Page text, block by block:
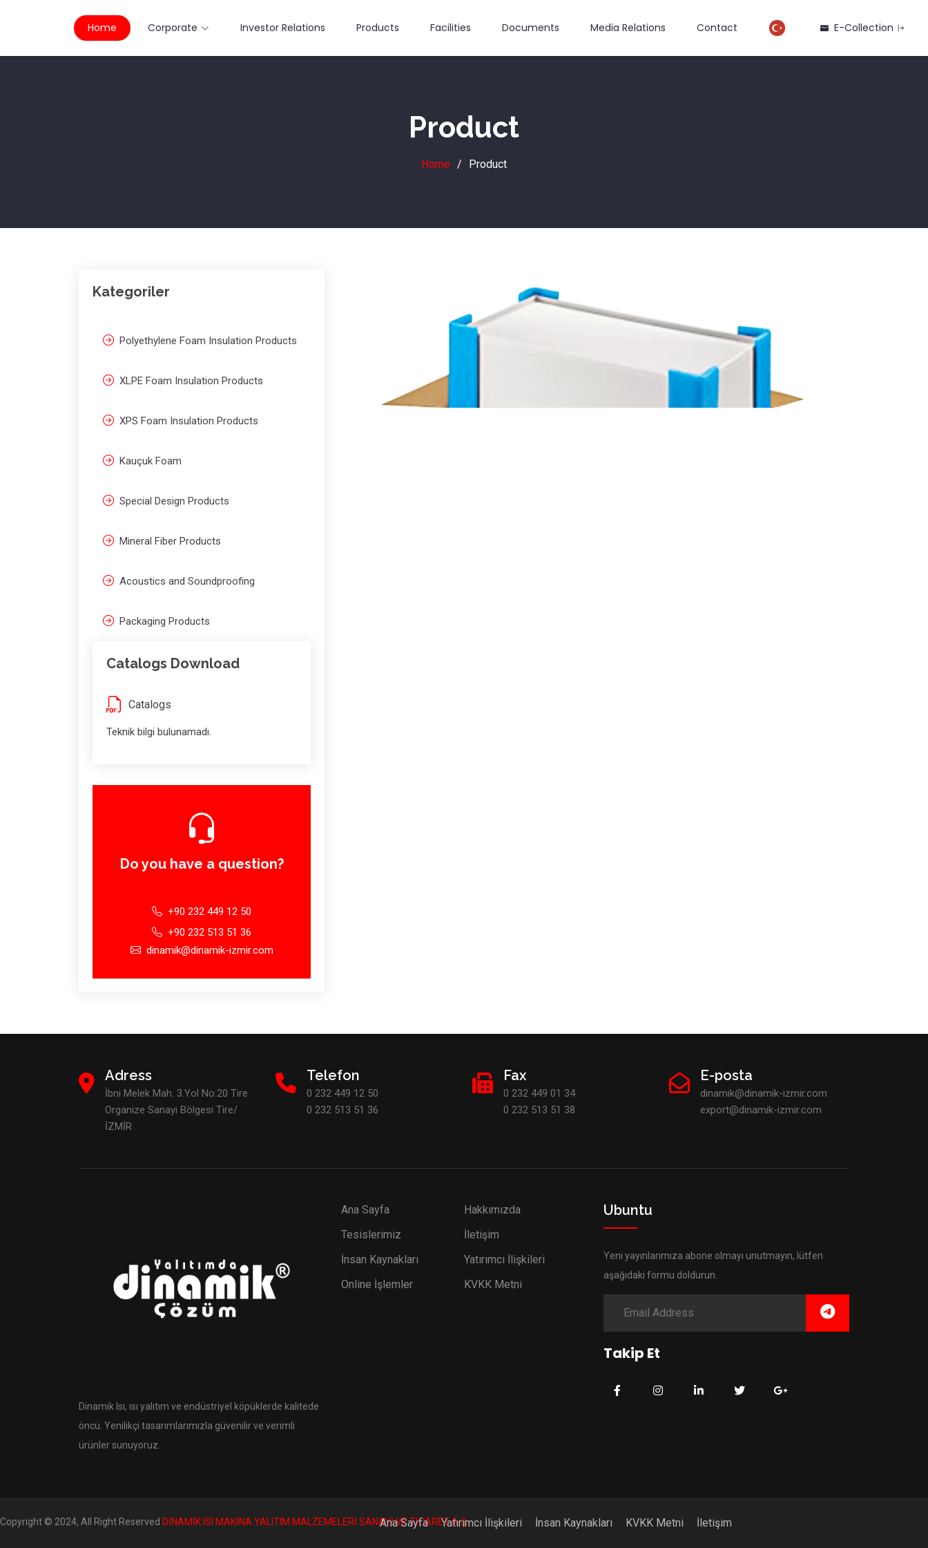
Home Corporate Investor Relations Products Facilities Documents Media Relations Contact E-Collection
Product
Home Product
Kategoriler
Polyethylene Foam Insulation Products
XLPE Foam Insulation Products
XPS Foam Insulation Products
Kauçuk Foam
Special Design Products
Mineral Fiber Products
Acoustics and Soundproofing
Packaging Products
Catalogs Download
Catalogs
Teknik bilgi bulunamadı.
Do you have a question?
+90 232 449 12 50
+90 232 513 51 36
dinamik@dinamik-izmir.com
Adress
İbni Melek Mah. 3.Yol No:20 Tire
Organize Sanayi Bölgesi Tire/
İZMİR
Telefon
0 232 449 12 50
0 232 513 51 36
Fax
0 232 449 01 34
0 232 513 51 38
E-posta
dinamik@dinamik-izmir.com
export@dinamik-izmir.com
Dinamik Isı, ısı yalıtım ve endüstriyel köpüklerde kalitede
öncü. Yenilikçi tasarımlarımızla güvenilir ve verimli
ürünler sunuyoruz.
Ana Sayfa
Hakkımızda
Tesislerimiz
İletişim
İnsan Kaynakları
Yatırımcı İlişkileri
Online İşlemler
KVKK Metni
Ubuntu
Yeni yayınlarımıza abone olmayı unutmayın, lütfen
aşağıdaki formu doldurun.
Takip Et
Copyright © 2024, All Right Reserved DİNAMİK ISI MAKİNA YALITIM MALZEMELERİ SANAYİ VE TİCARET A.Ş.
Ana Sayfa Yatırımcı İlişkileri İnsan Kaynakları KVKK Metni İletişim